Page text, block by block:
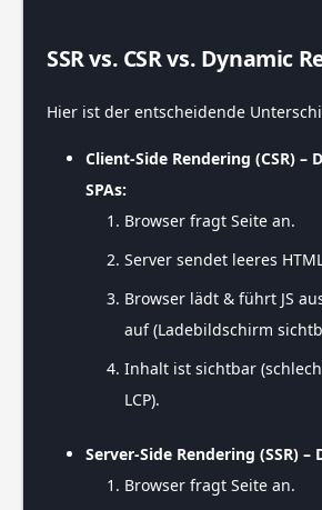
SSR vs. CSR vs. Dynamic
Hier ist der entscheidende
Client-Side Rendering (CSR) –
SPAs:
Browser fragt Seite an.
Server sendet leeres
Browser lädt & führt JS
auf (Ladebildschirm
Inhalt ist sichtbar
LCP).
Server-Side Rendering (SSR) –
Browser fragt Seite an.